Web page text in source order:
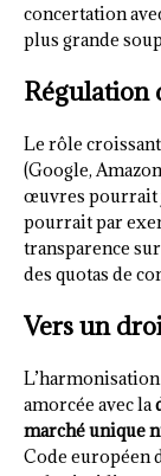
concertation
plus grande
Régulation
Le rôle
(Google,
œuvres pourrait
pourrait par
transparence
des quotas de
Vers un
amorcée avec la
marché unique
Code européen